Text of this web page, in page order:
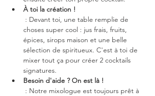
À toi la création !
choses super cool : jus frais, fruits,
épices, sirops maison et une belle
sélection de spiritueux. C'est à toi de
mixer tout ça pour créer 2 cocktails
signatures.
Besoin d'aide ? On est là !